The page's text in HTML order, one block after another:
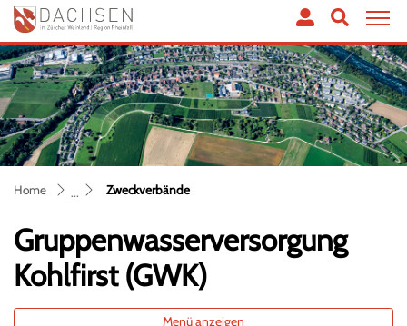
zur Startseite
Direkt zur Hauptnavigation
Direkt zum Inhalt
Direkt zur Suche
Direkt zum Stichwortverzeichnis
Dachsen
Home Zweckverbände(ausgewählt)
Gruppenwasserversorgung
Kohlfirst (GWK)
Menü anzeigen